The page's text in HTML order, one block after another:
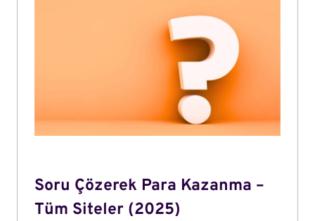
Soru Çözerek Para Kazanma –
Tüm Siteler (2025)